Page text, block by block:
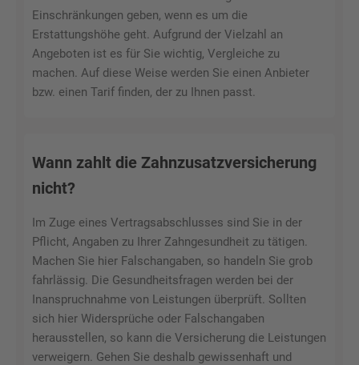
Einschränkungen geben, wenn es um die
Erstattungshöhe geht. Aufgrund der Vielzahl an
Angeboten ist es für Sie wichtig, Vergleiche zu
machen. Auf diese Weise werden Sie einen Anbieter
bzw. einen Tarif finden, der zu Ihnen passt.
Wann zahlt die Zahnzusatzversicherung
nicht?
Im Zuge eines Vertragsabschlusses sind Sie in der
Pflicht, Angaben zu Ihrer Zahngesundheit zu tätigen.
Machen Sie hier Falschangaben, so handeln Sie grob
fahrlässig. Die Gesundheitsfragen werden bei der
Inanspruchnahme von Leistungen überprüft. Sollten
sich hier Widersprüche oder Falschangaben
herausstellen, so kann die Versicherung die Leistungen
verweigern. Gehen Sie deshalb gewissenhaft und